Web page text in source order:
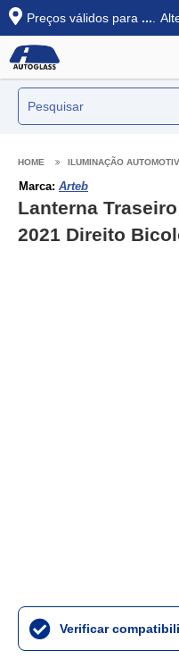
Preços válidos para ...
ILUMINAÇÃO
Marca: Arteb
Lanterna
2021 Direito
Verificar